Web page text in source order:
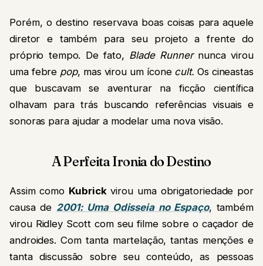
Porém, o destino reservava boas coisas para aquele
diretor e também para seu projeto a frente do
próprio tempo. De fato, Blade Runner nunca virou
uma febre pop, mas virou um ícone cult. Os cineastas
que buscavam se aventurar na ficção científica
olhavam para trás buscando referências visuais e
sonoras para ajudar a modelar uma nova visão.
A Perfeita Ironia do Destino
Assim como Kubrickvirou uma obrigatoriedade por
causa de 2001: Uma Odisseia no Espaço, também
virou Ridley Scott com seu filme sobre o caçador de
androides. Com tanta martelação, tantas menções e
tanta discussão sobre seu conteúdo, as pessoas